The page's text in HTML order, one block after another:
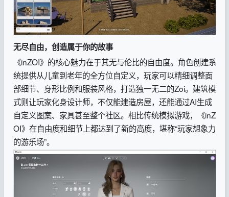
无尽自由，创造属于你的故事
《inZOI》的核心魅力在于其无与伦比的自由度。角色创建系
统提供从儿童到老年的全方位自定义，玩家可以精细调整面
部细节、身形比例和服装风格，打造独一无二的Zoi。建筑模
式则让玩家化身设计师，不仅能建造房屋，还能通过AI生成
自定义图案、家具甚至整个社区。相比传统模拟游戏，《inZ
OI》在自由度和细节上都达到了新的高度，堪称“玩家想象力
的游乐场”。